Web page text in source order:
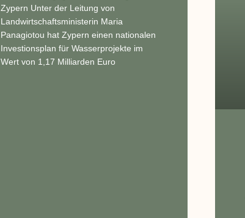
Zypern Unter der Leitung von
Landwirtschaftsministerin Maria
Panagiotou hat Zypern einen nationalen
Investionsplan für Wasserprojekte im
Wert von 1,17 Milliarden Euro